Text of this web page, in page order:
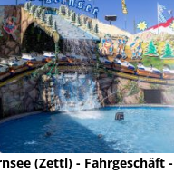
(Zettl) - Fahrgeschäft -